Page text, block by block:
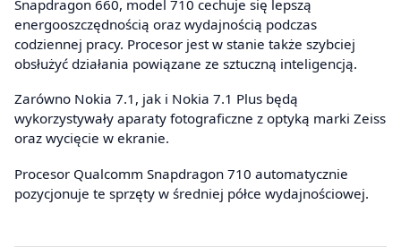
Snapdragon 660, model 710 cechuje się lepszą
energooszczędnością oraz wydajnością podczas
codziennej pracy. Procesor jest w stanie także szybciej
obsłużyć działania powiązane ze sztuczną inteligencją.
Zarówno Nokia 7.1, jak i Nokia 7.1 Plus będą
wykorzystywały aparaty fotograficzne z optyką marki Zeiss
oraz wycięcie w ekranie.
Procesor Qualcomm Snapdragon 710 automatycznie
pozycjonuje te sprzęty w średniej półce wydajnościowej.